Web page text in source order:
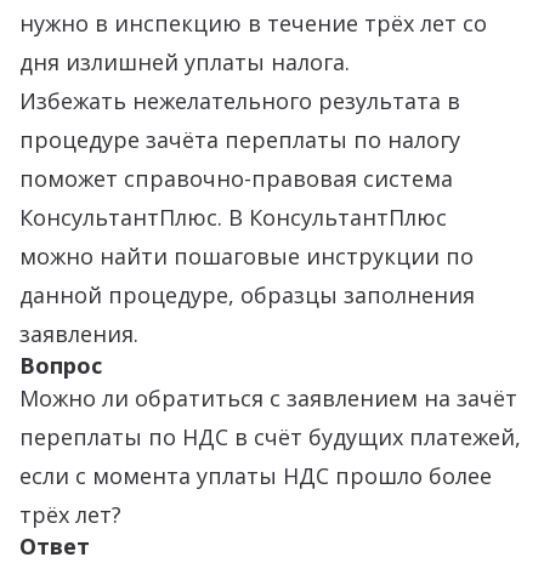
нужно в инспекцию в течение трёх лет со
дня излишней уплаты налога.
Избежать нежелательного результата в
процедуре зачёта переплаты по налогу
поможет справочно-правовая система
КонсультантПлюс. В КонсультантПлюс
можно найти пошаговые инструкции по
данной процедуре, образцы заполнения
заявления.
Вопрос
Можно ли обратиться с заявлением на зачёт
переплаты по НДС в счёт будущих платежей,
если с момента уплаты НДС прошло более
трёх лет?
Ответ